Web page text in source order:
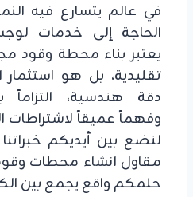
​في عالم يتسارع فيه
الحاجة إلى خدمات
يعتبر بناء محطة وقود
تقليدية، بل هو
دقة هندسية، التزاماً
وفهماً عميقاً لاشتراطات
لنضع بين أيديكم
مقاول انشاء محطات
حلمكم واقع يجمع بين